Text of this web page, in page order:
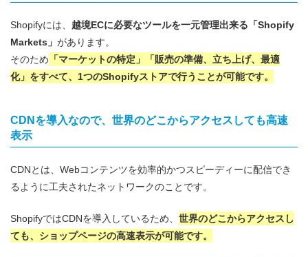
Shopifyには、 越境ECに必要なツールを一元管理出来る「Shopify
Markets」 があります。
そのため 「マーケットの特定」「販売の準備、立ち上げ、最適
化」をすべて、1つのShopifyストアで行うことが可能です。
CDNを導入なので、世界のどこからアクセスしても高速
表示
CDNとは、Webコンテンツを効率的かつスピーディーに配信でき
るように工夫されたネットワークのことです。
ShopifyではCDNを導入しているため、 世界のどこからアクセスし
ても、ショップページの高速表示が可能です。